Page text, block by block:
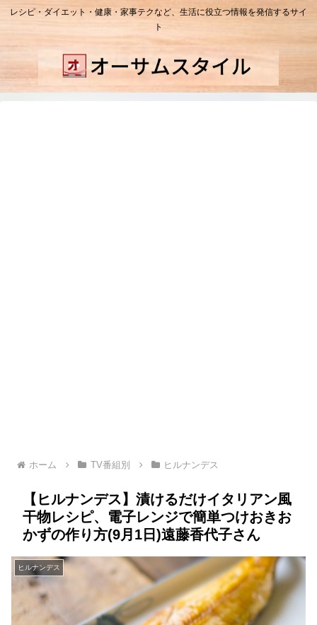
レシピ・ダイエット・健康・家事テクなど、生活に役立つ情報を発信するサイ
ト
ホーム TV番組別 ヒルナンデス
【ヒルナンデス】漬けるだけイタリアン風
干物レシピ、電子レンジで簡単つけおきお
かずの作り方(9月1日)遠藤香代子さん
ヒルナンデス